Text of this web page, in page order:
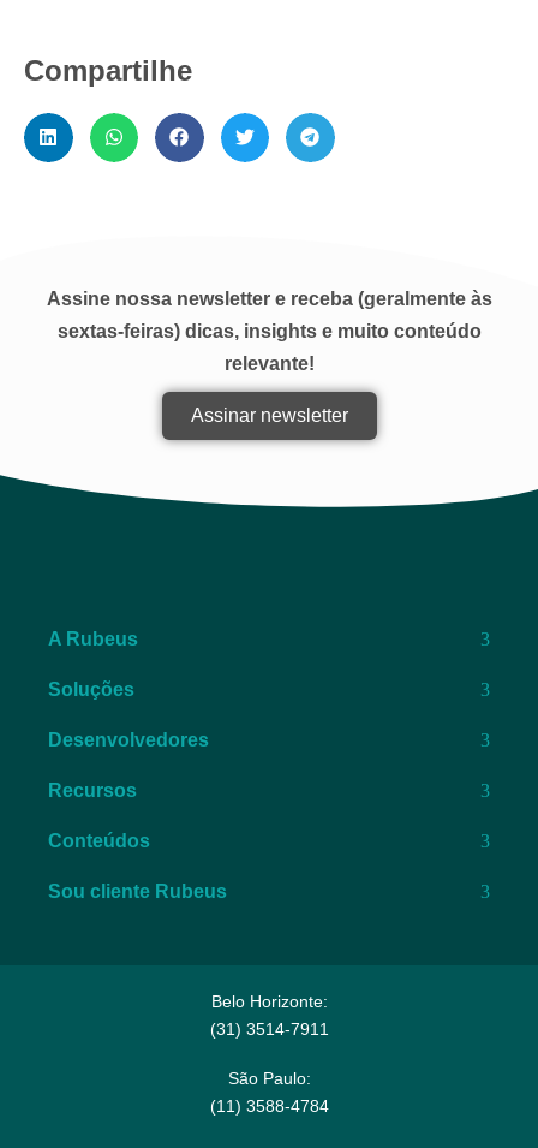
Compartilhe
Assine nossa newsletter e receba (geralmente às
sextas-feiras) dicas, insights e muito conteúdo
relevante!
Assinar newsletter
A Rubeus
Soluções
Desenvolvedores
Recursos
Conteúdos
Sou cliente Rubeus
Belo Horizonte:
(31) 3514-7911​
São Paulo:
(11) 3588-4784​